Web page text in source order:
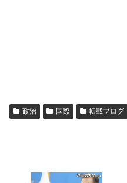
政治 国際 転載ブログ